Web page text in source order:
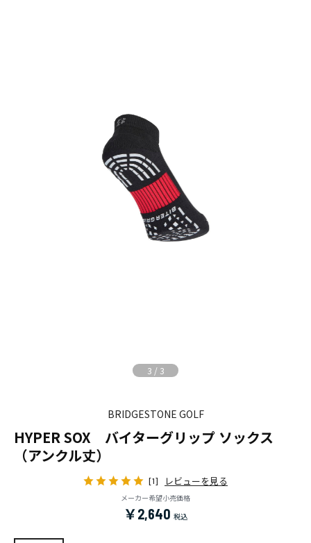
3 / 3
BRIDGESTONE GOLF
HYPER SOX バイターグリップ ソックス
（アンクル丈）
[1] レビューを見る
メーカー希望小売価格
￥2,640